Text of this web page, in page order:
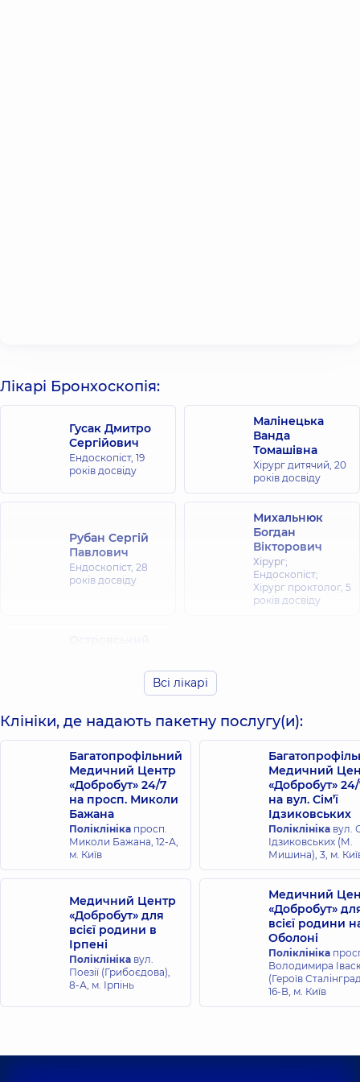
Лікарі Бронхоскопія:
Гусак Дмитро
Сергійович
Ендоскопіст, 19
років досвіду
Малінецька
Ванда
Томашівна
Хірург дитячий, 20
років досвіду
Рубан Сергій
Павлович
Ендоскопіст, 28
років досвіду
Михальнюк
Богдан
Вікторович
Хірург;
Ендоскопіст;
Хірург проктолог, 5
років досвіду
Всі лікарі
Клініки, де надають пакетну послугу(и):
Багатопрофільний
Медичний Центр
«Добробут» 24/7
на просп. Миколи
Бажана
Поліклініка просп.
Миколи Бажана, 12-А,
м. Київ
Медичний
«Добробут»
на вул. Сім’ї
Ідзиковських
Поліклініка вул.
Ідзиковських (М.
Мишина), 3, м.
Медичний Центр
«Добробут» для
всієї родини в
Ірпені
Поліклініка вул.
Поезії (Грибоєдова),
8-А, м. Ірпінь
Медичний
«Добробут»
всієї родини
Оболоні
Поліклініка
Володимира
(Героїв
16-В, м. Київ